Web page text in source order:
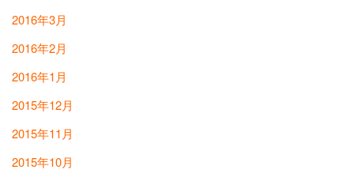
2016年3月
2016年2月
2016年1月
2015年12月
2015年11月
2015年10月